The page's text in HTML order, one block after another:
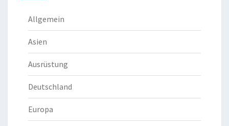
Allgemein
Asien
Ausrüstung
Deutschland
Europa